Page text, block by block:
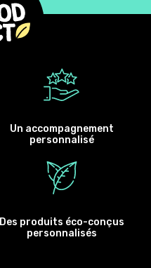
Un accompagnement
personnalisé
Des produits éco-conçus
personnalisés